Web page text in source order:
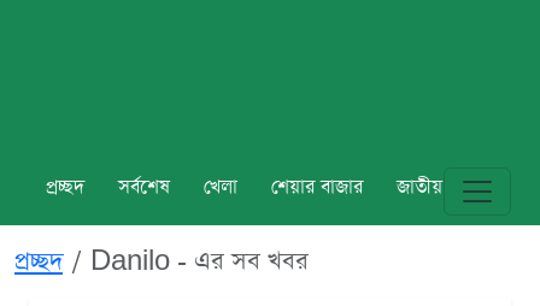
প্রচ্ছদ সর্বশেষ খেলা শেয়ার বাজার জাতীয় বিশ্ব
প্রচ্ছদ Danilo - এর সব খবর